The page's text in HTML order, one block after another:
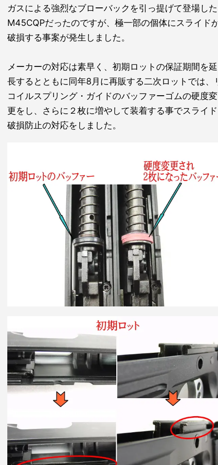
ガスによる強烈なブローバックを引っ提げて登場した
M45CQPだったのですが、極一部の個体にスライド
破損する事案が発生しました。
メーカーの対応は素早く、初期ロットの保証期間を延
長するとともに同年8月に再販する二次ロットでは、
コイルスプリング・ガイドのバッファーゴムの硬度変
更をし、さらに２枚に増やして装着する事でスライド
破損防止の対応をしました。